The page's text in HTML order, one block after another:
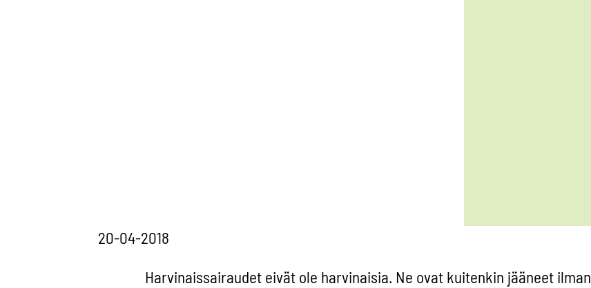
20-04-2018
Harvinaissairaudet eivät ole harvinaisia. Ne ovat kuitenkin jääneet ilman